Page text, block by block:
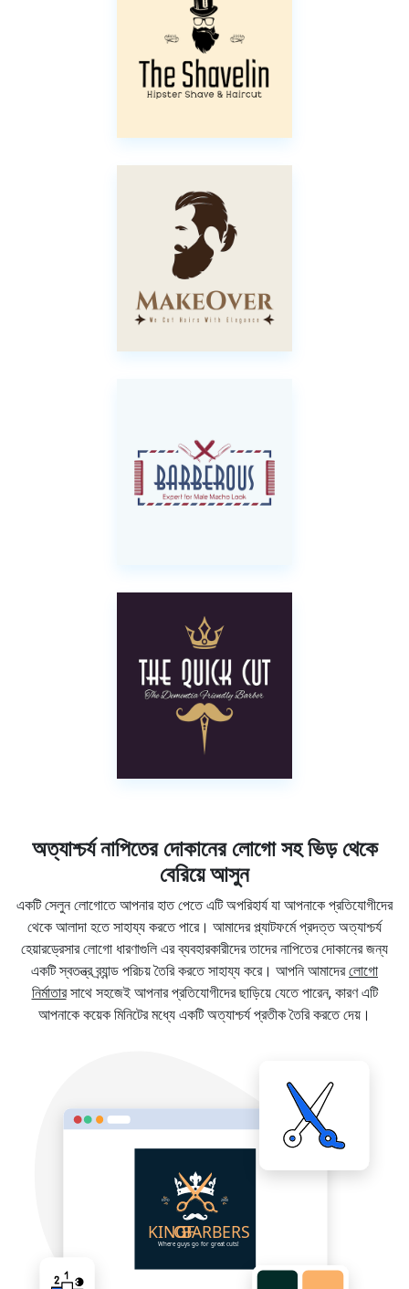
অত্যাশ্চর্য নাপিতের দোকানের লোগো সহ ভিড় থেকে
বেরিয়ে আসুন
একটি সেলুন লোগোতে আপনার হাত পেতে এটি অপরিহার্য যা আপনাকে প্রতিযোগীদের
থেকে আলাদা হতে সাহায্য করতে পারে। আমাদের প্ল্যাটফর্মে প্রদত্ত অত্যাশ্চর্য
হেয়ারড্রেসার লোগো ধারণাগুলি এর ব্যবহারকারীদের তাদের নাপিতের দোকানের জন্য
একটি স্বতন্ত্র ব্র্যান্ড পরিচয় তৈরি করতে সাহায্য করে। আপনি আমাদেরলোগো
নির্মাতারসাথে সহজেই আপনার প্রতিযোগীদের ছাড়িয়ে যেতে পারেন, কারণ এটি
আপনাকে কয়েক মিনিটের মধ্যে একটি অত্যাশ্চর্য প্রতীক তৈরি করতে দেয়।